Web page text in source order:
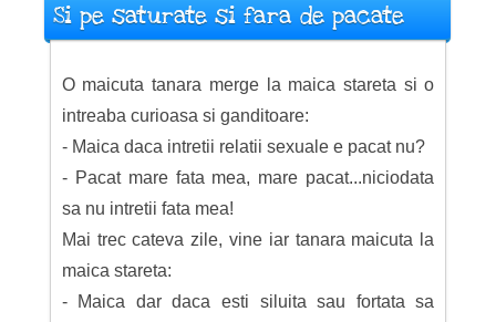
Si pe saturate si fara de pacate
O maicuta tanara merge la maica stareta si o
intreaba curioasa si ganditoare:
- Maica daca intretii relatii sexuale e pacat nu?
- Pacat mare fata mea, mare pacat...niciodata
sa nu intretii fata mea!
Mai trec cateva zile, vine iar tanara maicuta la
maica stareta:
- Maica dar daca esti siluita sau fortata sa